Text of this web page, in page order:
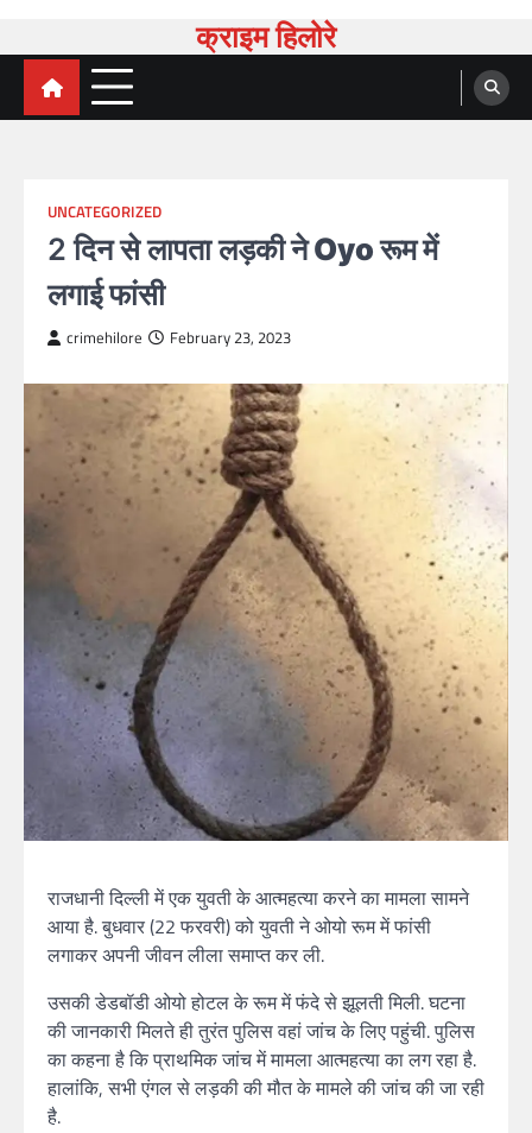
क्राइम हिलोरे
UNCATEGORIZED
2 दिन से लापतालड़की ने Oyo रूम में
लगाई फांसी
crimehilore February 23, 2023
राजधानी दिल्ली में एक युवती के आत्महत्या करने का मामला सामने
आया है. बुधवार (22 फरवरी) को युवती ने ओयो रूम में फांसी
लगाकर अपनी जीवन लीला समाप्त कर ली.
उसकी डेडबॉडी ओयो होटल के रूम में फंदे से झूलती मिली. घटना
की जानकारी मिलते ही तुरंत पुलिस वहां जांच के लिए पहुंची. पुलिस
का कहना है कि प्राथमिक जांच में मामला आत्महत्या का लग रहा है.
हालांकि, सभी एंगल से लड़की की मौत के मामले की जांच की जा रही
है.